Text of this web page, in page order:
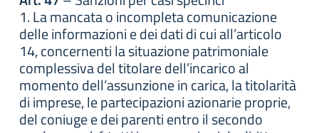
1. La mancata o incompleta comunicazione
delle informazioni e dei dati di cui all’articolo
14, concernenti la situazione patrimoniale
complessiva del titolare dell’incarico al
momento dell’assunzione in carica, la titolarità
di imprese, le partecipazioni azionarie proprie,
del coniuge e dei parenti entro il secondo